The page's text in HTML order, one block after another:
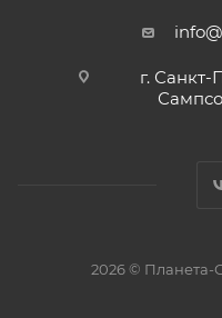
Подошва:
Произведены в
г.
2026 © Планета-